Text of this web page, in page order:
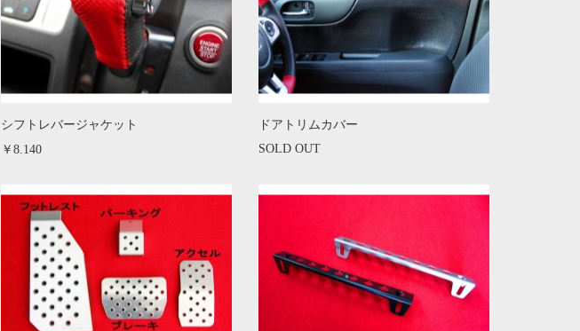
シフトレバージャケット
￥8.140
ドアトリムカバー
SOLD OUT